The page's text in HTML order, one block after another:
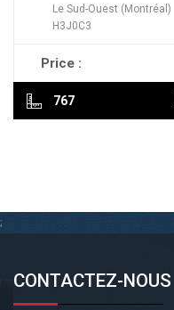
Le Sud-Ouest (Montréal)
H3J0C3
Price :
767
;
CONTACTEZ-NOUS